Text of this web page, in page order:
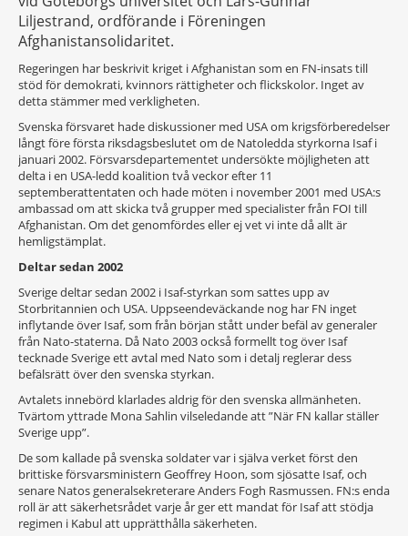
Liljestrand, ordförande i Föreningen
Afghanistansolidaritet.
Regeringen har beskrivit kriget i Afghanistan som en FN-insats till
stöd för demokrati, kvinnors rättigheter och flickskolor. Inget av
detta stämmer med verkligheten.
Svenska försvaret hade diskussioner med USA om krigsförberedelser
långt före första riksdagsbeslutet om de Natoledda styrkorna Isaf i
januari 2002. Försvarsdepartementet undersökte möjligheten att
delta i en USA-ledd koalition två veckor efter 11
septemberattentaten och hade möten i november 2001 med USA:s
ambassad om att skicka två grupper med specialister från FOI till
Afghanistan. Om det genomfördes eller ej vet vi inte då allt är
hemligstämplat.
Deltar sedan 2002
Sverige deltar sedan 2002 i Isaf-styrkan som sattes upp av
Storbritannien och USA. Uppseendeväckande nog har FN inget
inflytande över Isaf, som från början stått under befäl av generaler
från Nato-staterna. Då Nato 2003 också formellt tog över Isaf
tecknade Sverige ett avtal med Nato som i detalj reglerar dess
befälsrätt över den svenska styrkan.
Avtalets innebörd klarlades aldrig för den svenska allmänheten.
Tvärtom yttrade Mona Sahlin vilseledande att ”När FN kallar ställer
Sverige upp”.
De som kallade på svenska soldater var i själva verket först den
brittiske försvarsministern Geoffrey Hoon, som sjösatte Isaf, och
senare Natos generalsekreterare Anders Fogh Rasmussen. FN:s enda
roll är att säkerhetsrådet varje år ger ett mandat för Isaf att stödja
regimen i Kabul att upprätthålla säkerheten.